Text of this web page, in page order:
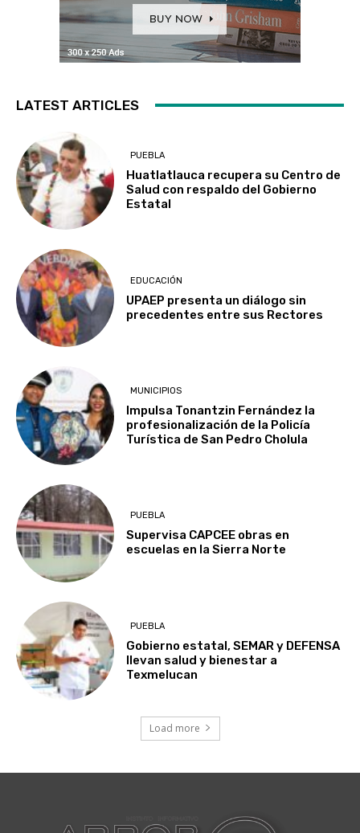
LATEST ARTICLES
PUEBLA
Huatlatlauca recupera su Centro de
Salud con respaldo del Gobierno
Estatal
EDUCACIÓN
UPAEP presenta un diálogo sin
precedentes entre sus Rectores
MUNICIPIOS
Impulsa Tonantzin Fernández la
profesionalización de la Policía
Turística de San Pedro Cholula
PUEBLA
Supervisa CAPCEE obras en
escuelas en la Sierra Norte
PUEBLA
Gobierno estatal, SEMAR y DEFENSA
llevan salud y bienestar a
Texmelucan
Load more